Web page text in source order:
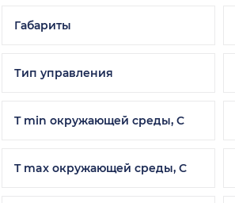
Габариты
Тип управления
T min окружающей среды, C
T max окружающей среды, С